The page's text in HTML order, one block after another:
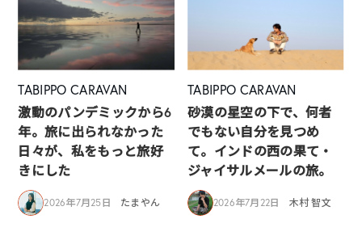
TABIPPO CARAVAN
激動のパンデミックから6
年。旅に出られなかった
日々が、私をもっと旅好
きにした
2026年7月25日 たまやん
TABIPPO CARAVAN
砂漠の星空の下で、何者
でもない自分を見つめ
て。インドの西の果て・
ジャイサルメールの旅。
2026年7月22日 木村 智文